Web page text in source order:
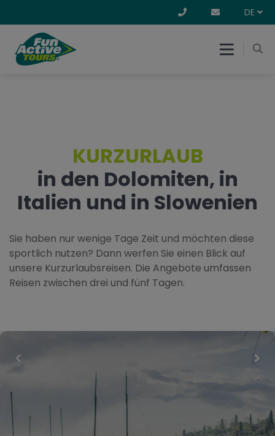
DE
KURZURLAUB
in den Dolomiten, in
Italien und in Slowenien
Sie haben nur wenige Tage Zeit und möchten diese
sportlich nutzen? Dann werfen Sie einen Blick auf
unsere Kurzurlaubsreisen. Die Angebote umfassen
Reisen zwischen drei und fünf Tagen.